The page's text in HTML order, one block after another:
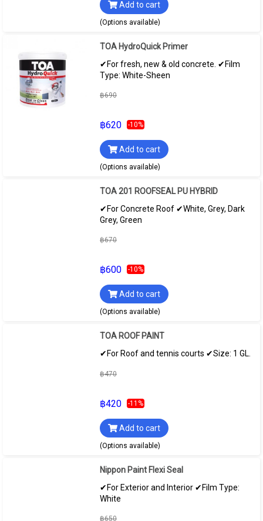
Add to cart
(Options available)
TOA HydroQuick Primer
✔For fresh, new & old concrete. ✔Film
Type: White-Sheen
฿690
฿620 -10%
Add to cart
(Options available)
TOA 201 ROOFSEAL PU HYBRID
✔For Concrete Roof ✔White, Grey, Dark
Grey, Green
฿670
฿600 -10%
Add to cart
(Options available)
TOA ROOF PAINT
✔For Roof and tennis courts ✔Size: 1 GL.
฿470
฿420 -11%
Add to cart
(Options available)
Nippon Paint Flexi Seal
✔For Exterior and Interior ✔Film Type:
White
฿650